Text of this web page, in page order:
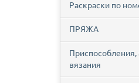
Раскраски по
ПРЯЖА
Приспособления,
вязания